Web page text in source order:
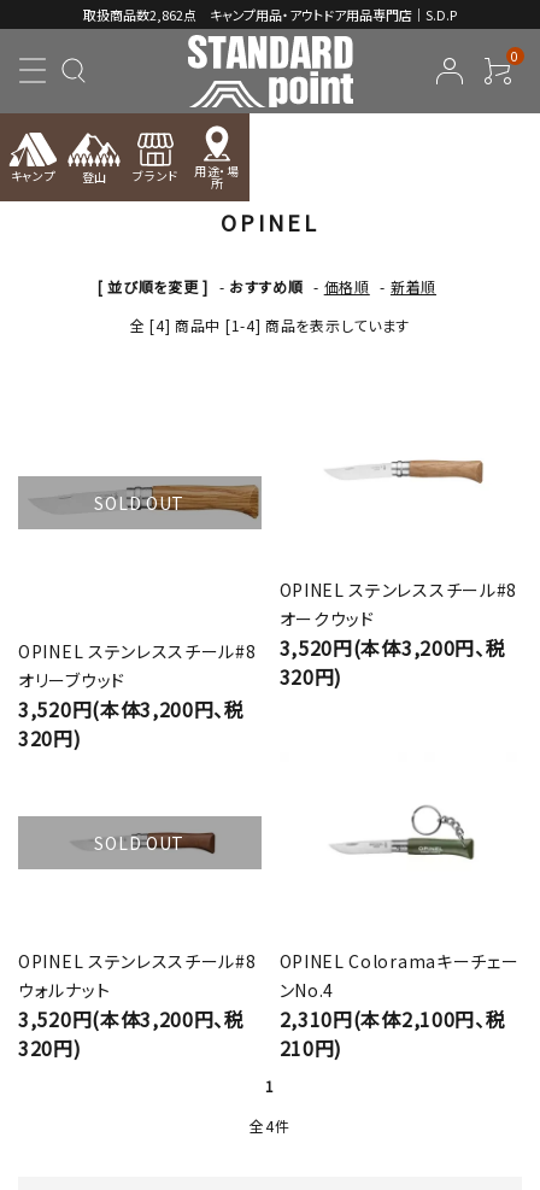
取扱商品数2,862点 キャンプ用品・アウトドア用品専門店｜S.D.P
0
キャンプ 登山 ブランド 用途・場
所
person
TOP OPINEL
OPINEL
[ 並び順を変更 ] - おすすめ順 - 価格順 - 新着順
全 [4] 商品中 [1-4] 商品を表示しています
SOLD OUT
OPINEL ステンレススチール#8
オリーブウッド
3,520円(本体3,200円、税
320円)
OPINEL ステンレススチール#8
オークウッド
3,520円(本体3,200円、税
320円)
SOLD OUT
OPINEL ステンレススチール#8
ウォルナット
3,520円(本体3,200円、税
320円)
OPINEL Coloramaキーチェー
ンNo.4
2,310円(本体2,100円、税
210円)
1
全4件